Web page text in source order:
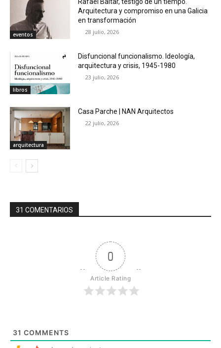
eventos
Arquitectura y compromiso en una Galicia
en transformación
28 julio, 2026
libros
Disfuncional funcionalismo. Ideología,
arquitectura y crisis, 1945-1980
23 julio, 2026
arquitectura
Casa Parche | NAN Arquitectos
22 julio, 2026
31 COMENTARIOS
0
Article Rating
31 COMMENTS